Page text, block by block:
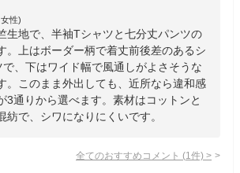
性)
生地で、半袖Tシャツと七分丈パンツの
。上はボーダー柄で着丈前後差のあるシ
、下はワイド幅で風通しがよさそうな
。このまま外出しても、近所なら違和感
3通りから選べます。素材はコットンと
紡で、シワになりにくいです。
全てのおすすめコメント (1 件) >